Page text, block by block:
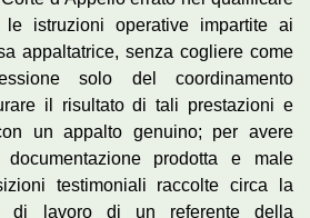
le istruzioni operative impartite ai
appaltatrice, senza cogliere come
solo del coordinamento
il risultato di tali prestazioni e
un appalto genuino; per avere
prodotta e male
testimoniali raccolte circa la
di lavoro di un referente della